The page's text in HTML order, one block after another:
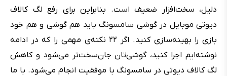
دلیل، سخت‌افزار ضعیف است. بنابراین برای رفع لگ کالاف
دیوتی موبایل در گوشی سامسونگ باید هم گوشی و هم خود
بازی را بهینه‌سازی کنید. اگر ۲۲ نکته‌ی مهمی را که در ادامه
نوشته‌ایم اجرا کنید، گوشی‌تان جان‌سخت‌تر می‌شود و کاهش
لگ کالاف دیوتی در سامسونگ با موفقیت انجام می‌شود. با ما